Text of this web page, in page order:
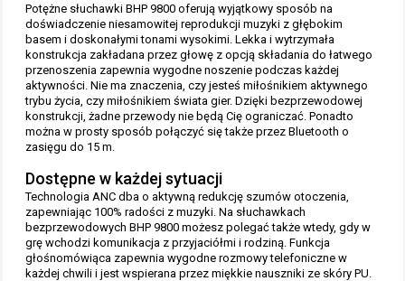
Potężne słuchawki BHP 9800 oferują wyjątkowy sposób na
doświadczenie niesamowitej reprodukcji muzyki z głębokim
basem i doskonałymi tonami wysokimi. Lekka i wytrzymała
konstrukcja zakładana przez głowę z opcją składania do łatwego
przenoszenia zapewnia wygodne noszenie podczas każdej
aktywności. Nie ma znaczenia, czy jesteś miłośnikiem aktywnego
trybu życia, czy miłośnikiem świata gier. Dzięki bezprzewodowej
konstrukcji, żadne przewody nie będą Cię ograniczać. Ponadto
można w prosty sposób połączyć się także przez Bluetooth o
zasięgu do 15 m.
Dostępne w każdej sytuacji
Technologia ANC dba o aktywną redukcję szumów otoczenia,
zapewniając 100% radości z muzyki. Na słuchawkach
bezprzewodowych BHP 9800 możesz polegać także wtedy, gdy w
grę wchodzi komunikacja z przyjaciółmi i rodziną. Funkcja
głośnomówiąca zapewnia wygodne rozmowy telefoniczne w
każdej chwili i jest wspierana przez miękkie nauszniki ze skóry PU.